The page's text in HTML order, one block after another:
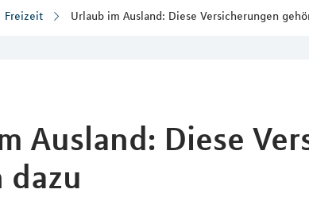
Freizeit Urlaub im Ausland: Diese Versicherungen
Ausland: Diese
dazu